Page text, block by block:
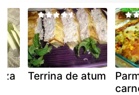
Terrina de atum